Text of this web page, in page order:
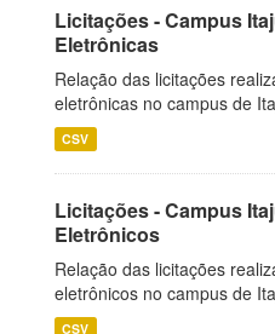
Licitações - Campus
Eletrônicas
Relação das licitações
eletrônicas no campus de
CSV
Licitações - Campus
Eletrônicos
Relação das licitações
eletrônicos no campus de
CSV